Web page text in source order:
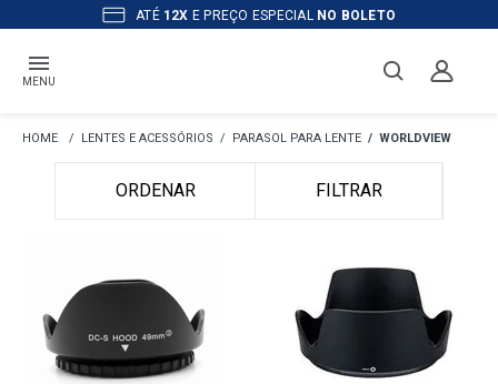
ATÉ 12X E PREÇO ESPECIAL NO BOLETO
MENU
LENTES E ACESSÓRIOS PARASOL PARA LENTE WORLDVIEW
ORDENAR FILTRAR